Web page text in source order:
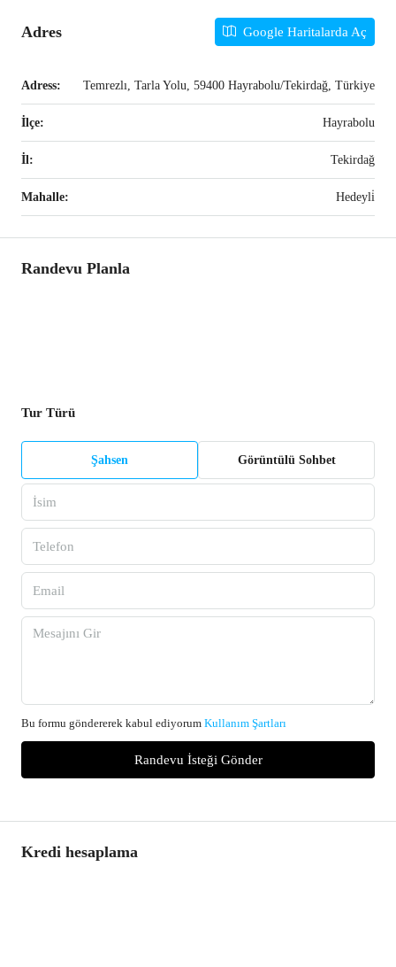
Adres Google Haritalarda Aç
Adress: Temrezlı, Tarla Yolu, 59400 Hayrabolu/Tekirdağ, Türkiye
İlçe: Hayrabolu
İl: Tekirdağ
Mahalle: Hedeyli̇
Randevu Planla
Tur Türü
Şahsen Görüntülü Sohbet
Bu formu göndererek kabul ediyorum Kullanım Şartları
Randevu İsteği Gönder
Kredi hesaplama